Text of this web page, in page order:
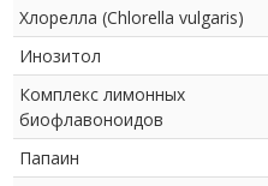
Хлорелла (Chlorella vulgaris)
Инозитол
Комплекс лимонных
биофлавоноидов
Папаин